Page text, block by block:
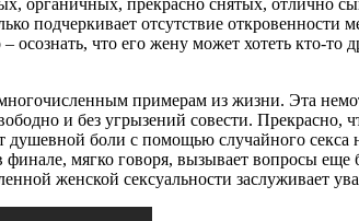
органичных, прекрасно снятых, отлично
подчеркивает отсутствие
что его жену может хотеть кто-
примерам из жизни. Эта
и без угрызений совести.
боли с помощью случайного
мягко говоря, вызывает вопросы
женской сексуальности заслуживает